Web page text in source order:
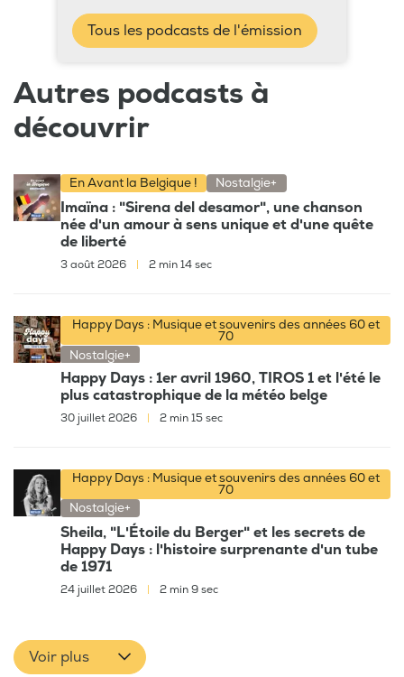
Tous les podcasts de l'émission
Autres podcasts à
découvrir
En Avant la Belgique ! Nostalgie+
Imaïna : "Sirena del desamor", une chanson
née d'un amour à sens unique et d'une quête
de liberté
3 août 2026 2 min 14 sec
Happy Days : Musique et souvenirs des années 60 et
70
Nostalgie+
Happy Days : 1er avril 1960, TIROS 1 et l'été le
plus catastrophique de la météo belge
30 juillet 2026 2 min 15 sec
Happy Days : Musique et souvenirs des années 60 et
70
Nostalgie+
Sheila, "L'Étoile du Berger" et les secrets de
Happy Days : l'histoire surprenante d'un tube
de 1971
24 juillet 2026 2 min 9 sec
Voir plus